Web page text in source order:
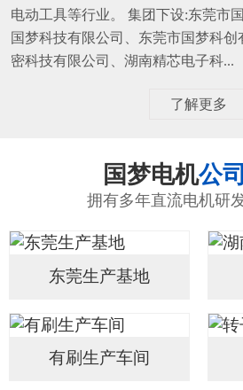
电动工具等行业。 集团下设:东莞市
国梦科技有限公司、东莞市国梦科
密科技有限公司、湖南精芯电子科...
了解更多
国梦电机公
拥有多年直流电机研
东莞生产基地
有刷生产车间